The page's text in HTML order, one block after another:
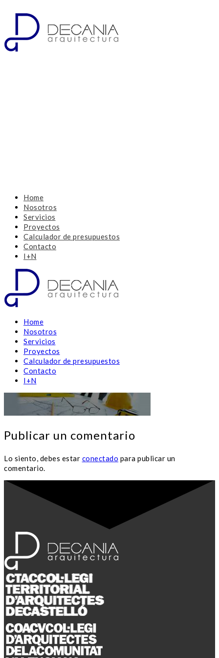
Home
Nosotros
Servicios
Proyectos
Calculador de presupuestos
Contacto
I+N
Home
Nosotros
Servicios
Proyectos
Calculador de presupuestos
Contacto
I+N
Publicar un comentario
Lo siento, debes estar conectado para publicar un
comentario.